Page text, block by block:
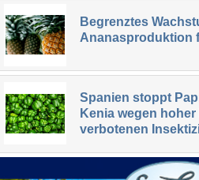
Begrenztes
Ananasproduktion
Spanien stoppt
Kenia wegen
verbotenen